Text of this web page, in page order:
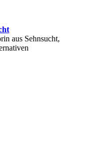
aus Sehnsucht,